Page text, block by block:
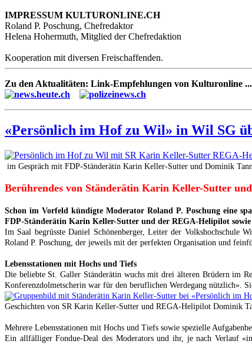
IMPRESSUM KULTURONLINE.CH
Roland P. Poschung, Chefredaktor
Helena Hohermuth, Mitglied der Chefredaktion
Kooperation mit diversen Freischaffenden.
Zu den Aktualitäten: Link-Empfehlungen von Kulturonline ...
«Persönlich im Hof zu Wil» in Wil SG
im Gespräch mit FDP-Ständerätin Karin Keller-Sutter und Dominik
Berührendes von Ständerätin Karin Keller-Sutter
Schon im Vorfeld kündigte Moderator Roland P. Poschung eine
FDP-Ständerätin Karin Keller-Sutter und der REGA-Helipilot sowie
Im Saal begrüsste Daniel Schönenberger, Leiter der Volkshochschule
Roland P. Poschung, der jeweils mit der perfekten Organisation und
Lebensstationen mit Hochs und Tiefs
Die beliebte St. Galler Ständerätin wuchs mit drei älteren Brüdern im
Konferenzdolmetscherin war für den beruflichen Werdegang nützlich».
Geschichten von SR Karin Keller-Sutter und REGA-Helipilot Dominik
Mehrere Lebensstationen mit Hochs und Tiefs sowie spezielle
Ein allfälliger Fondue-Deal des Moderators und ihr, je nach Verlauf